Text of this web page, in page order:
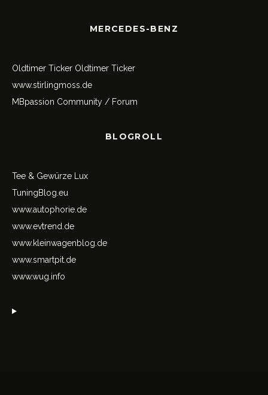
MERCEDES-BENZ
Oldtimer Ticker Oldtimer Ticker
www.stirlingmoss.de
MBpassion Community / Forum
BLOGROLL
Tee & Gewürze Lux
TuningBlog.eu
www.autophorie.de
www.evtrend.de
www.kleinwagenblog.de
www.smartpit.de
www.wug.info